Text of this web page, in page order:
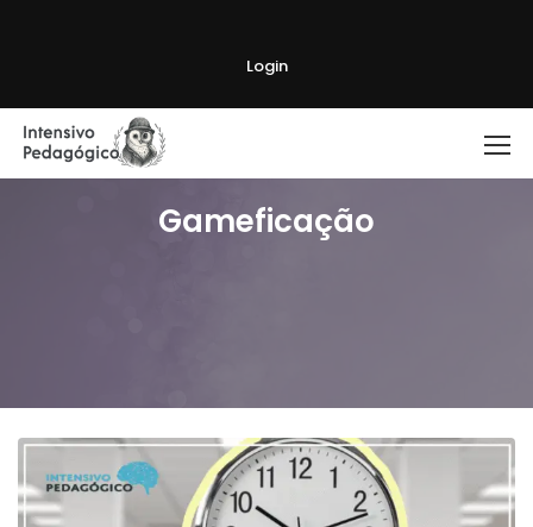
Login
Gameficação